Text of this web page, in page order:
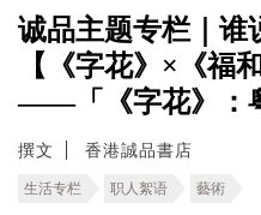
诚品主题专栏｜谁
【《字花》×《福
——「《字花》：
撰文 香港誠品書店
生活专栏 职人絮语 藝術